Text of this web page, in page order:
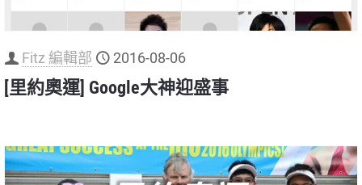
Fitz 編輯部 2016-08-06
[里約奧運] Google大神迎盛事